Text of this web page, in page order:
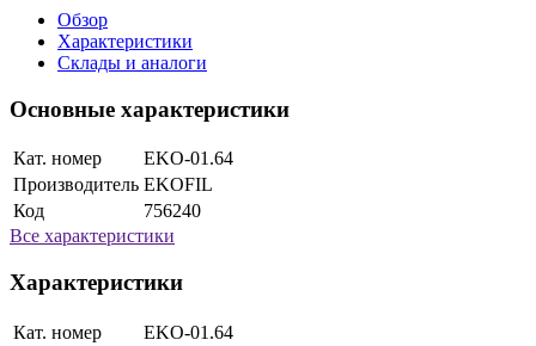
Обзор
Характеристики
Склады и аналоги
Основные характеристики
Кат. номер
EKO-01.64
Производитель EKOFIL
Код
756240
Все характеристики
Характеристики
Кат. номер
EKO-01.64